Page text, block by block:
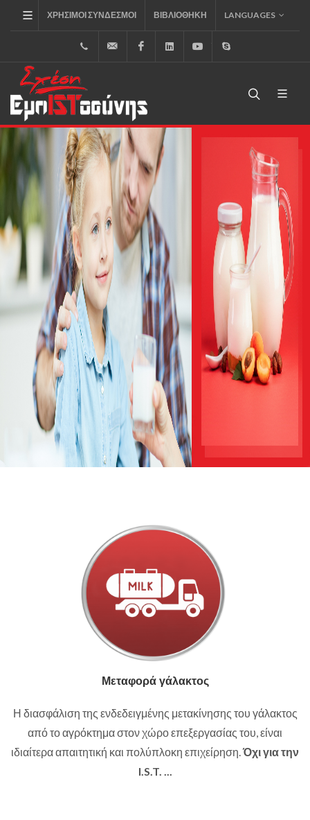
ΧΡΉΣΙΜΟΙ ΣΎΝΔΕΣΜΟΙ ΒΙΒΛΙΟΘΉΚΗ LANGUAGES
+30.2310.795.333
info@inoxst.com
FacebookLinkedInYoutube
Μεταφορά γάλακτος
Η διασφάλιση της ενδεδειγμένης μετακίνησης του γάλακτος
από το αγρόκτημα στον χώρο επεξεργασίας του, είναι
ιδιαίτερα απαιτητική και πολύπλοκη επιχείρηση.Όχι για την
I.S.T. ...